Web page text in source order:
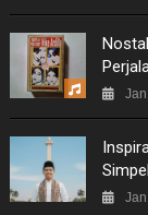
TECH
MUSIC
PICTURES
SITEMAP